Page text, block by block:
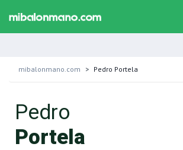
mibalonmano.com Pedro Portela
Pedro
Portela